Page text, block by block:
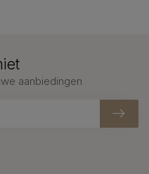
aanbiedingen